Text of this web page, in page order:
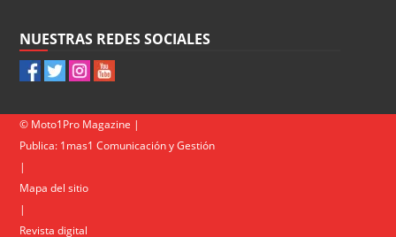
NUESTRAS REDES SOCIALES
© Moto1Pro Magazine |
Publica: 1mas1 Comunicación y Gestión
|
Mapa del sitio
|
Revista digital